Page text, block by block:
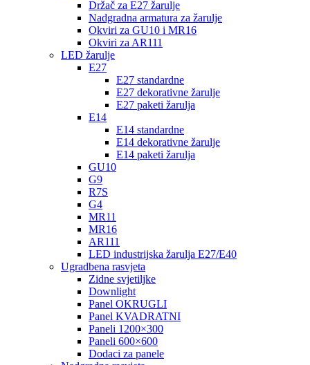
Držač za E27 žarulje
Nadgradna armatura za žarulje
Okviri za GU10 i MR16
Okviri za AR111
LED žarulje
E27
E27 standardne
E27 dekorativne žarulje
E27 paketi žarulja
E14
E14 standardne
E14 dekorativne žarulje
E14 paketi žarulja
GU10
G9
R7S
G4
MR11
MR16
AR111
LED industrijska žarulja E27/E40
Ugradbena rasvjeta
Zidne svjetiljke
Downlight
Panel OKRUGLI
Panel KVADRATNI
Paneli 1200×300
Paneli 600×600
Dodaci za panele